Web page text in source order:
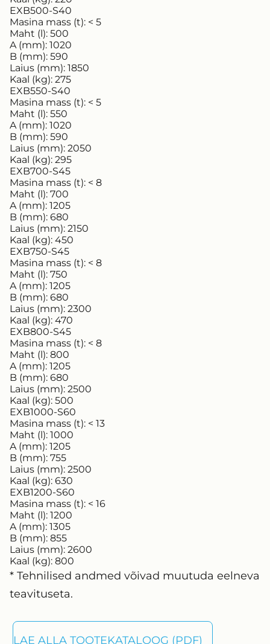
EXB500-S40
Masina mass (t): < 5
Maht (l): 500
A (mm): 1020
B (mm): 590
Laius (mm): 1850
Kaal (kg): 275
EXB550-S40
Masina mass (t): < 5
Maht (l): 550
A (mm): 1020
B (mm): 590
Laius (mm): 2050
Kaal (kg): 295
EXB700-S45
Masina mass (t): < 8
Maht (l): 700
A (mm): 1205
B (mm): 680
Laius (mm): 2150
Kaal (kg): 450
EXB750-S45
Masina mass (t): < 8
Maht (l): 750
A (mm): 1205
B (mm): 680
Laius (mm): 2300
Kaal (kg): 470
EXB800-S45
Masina mass (t): < 8
Maht (l): 800
A (mm): 1205
B (mm): 680
Laius (mm): 2500
Kaal (kg): 500
EXB1000-S60
Masina mass (t): < 13
Maht (l): 1000
A (mm): 1205
B (mm): 755
Laius (mm): 2500
Kaal (kg): 630
EXB1200-S60
Masina mass (t): < 16
Maht (l): 1200
A (mm): 1305
B (mm): 855
Laius (mm): 2600
Kaal (kg): 800
* Tehnilised andmed võivad muutuda eelneva
teavituseta.
LAE ALLA TOOTEKATALOOG (PDF)